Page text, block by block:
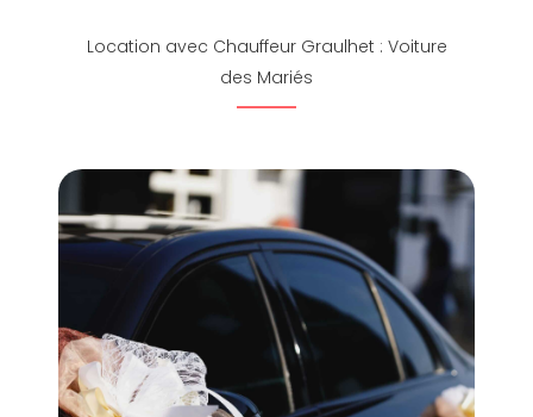
Location avec Chauffeur Graulhet : Voiture
des Mariés